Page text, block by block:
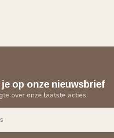
op onze nieuwsbrief
over onze laatste acties